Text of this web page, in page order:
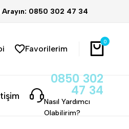
Arayın: 0850 302 47 34
Favorilerim
0
0850 302
47 34
Nasıl Yardımcı
Olabilirim?